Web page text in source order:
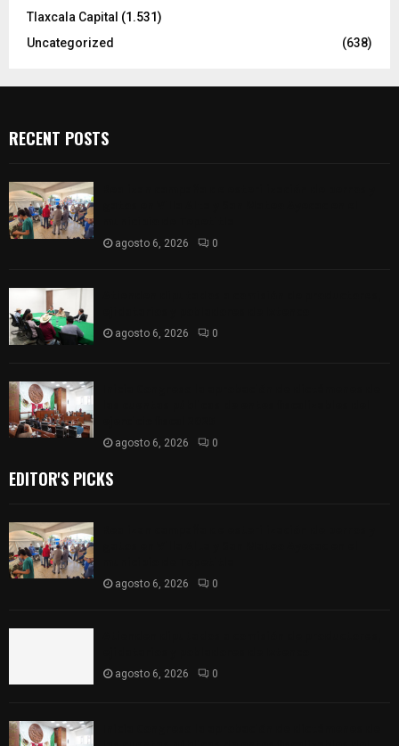
Tlaxcala Capital (1.531)
Uncategorized
(638)
RECENT POSTS
agosto 6, 2026 0
agosto 6, 2026 0
agosto 6, 2026 0
EDITOR'S PICKS
agosto 6, 2026 0
agosto 6, 2026 0